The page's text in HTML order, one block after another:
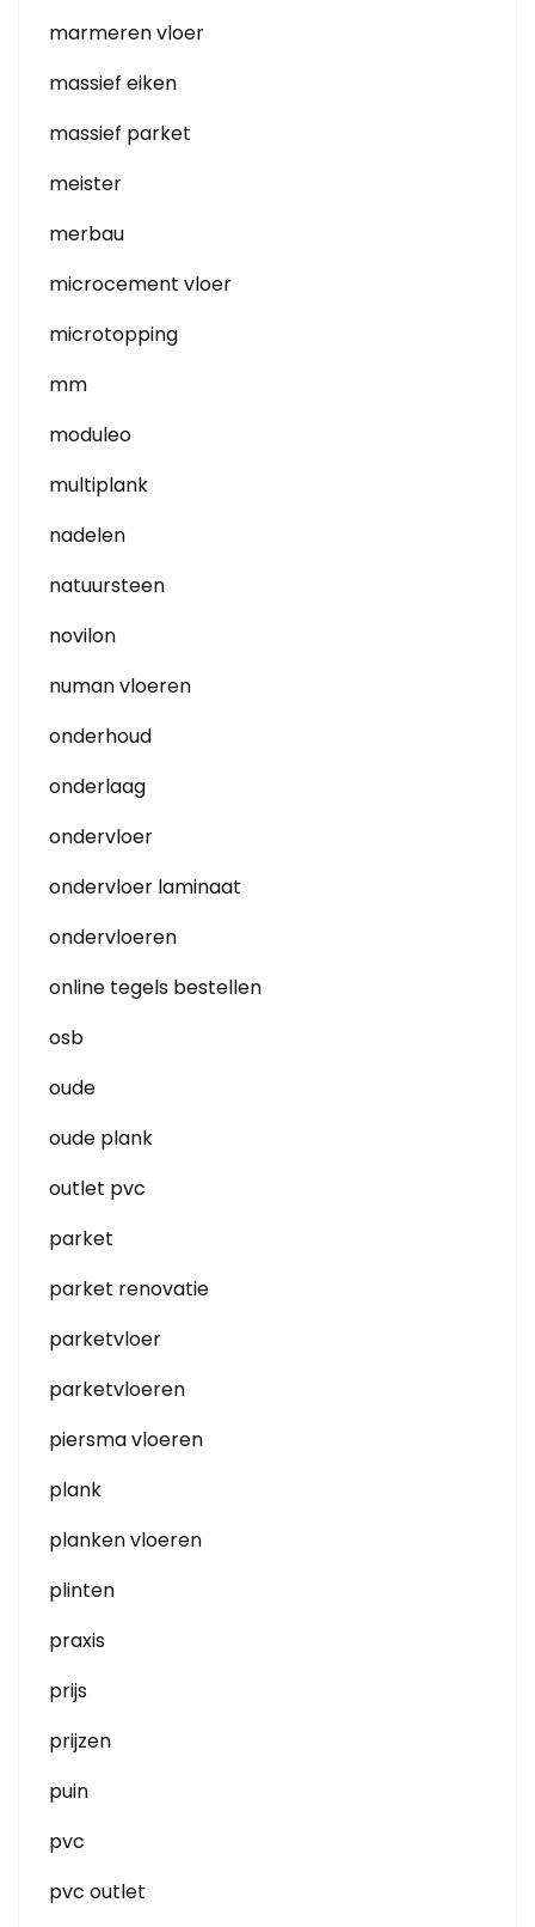
marmeren vloer
massief eiken
massief parket
meister
merbau
microcement vloer
microtopping
mm
moduleo
multiplank
nadelen
natuursteen
novilon
numan vloeren
onderhoud
onderlaag
ondervloer
ondervloer laminaat
ondervloeren
online tegels bestellen
osb
oude
oude plank
outlet pvc
parket
parket renovatie
parketvloer
parketvloeren
piersma vloeren
plank
planken vloeren
plinten
praxis
prijs
prijzen
puin
pvc
pvc outlet